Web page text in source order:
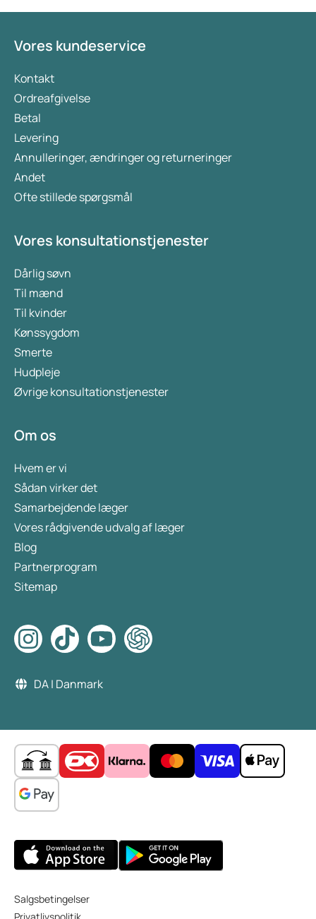
Vores kundeservice
Kontakt
Ordreafgivelse
Betal
Levering
Annulleringer, ændringer og returneringer
Andet
Ofte stillede spørgsmål
Vores konsultationstjenester
Dårlig søvn
Til mænd
Til kvinder
Kønssygdom
Smerte
Hudpleje
Øvrige konsultationstjenester
Om os
Hvem er vi
Sådan virker det
Samarbejdende læger
Vores rådgivende udvalg af læger
Blog
Partnerprogram
Sitemap
DA | Danmark
Salgsbetingelser